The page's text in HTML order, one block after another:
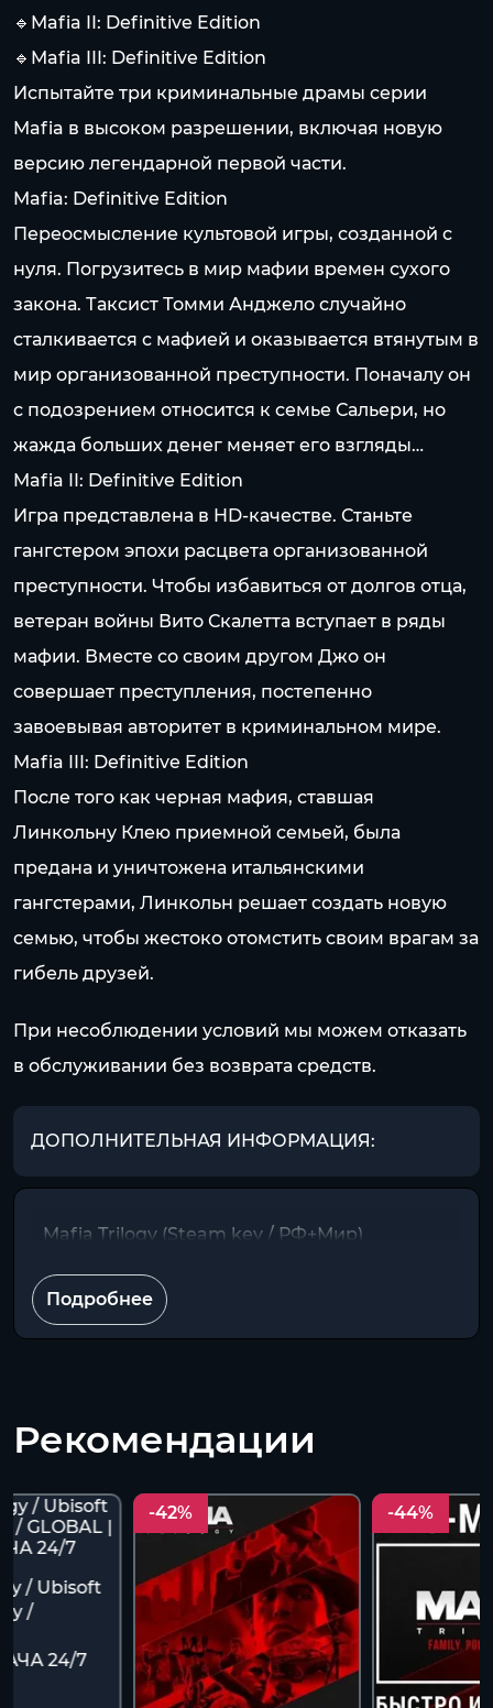
🔹Mafia II: Definitive Edition
🔹Mafia III: Definitive Edition
Испытайте три криминальные драмы серии
Mafia в высоком разрешении, включая новую
версию легендарной первой части.
Mafia: Definitive Edition
Переосмысление культовой игры, созданной с
нуля. Погрузитесь в мир мафии времен сухого
закона. Таксист Томми Анджело случайно
сталкивается с мафией и оказывается втянутым в
мир организованной преступности. Поначалу он
с подозрением относится к семье Сальери, но
жажда больших денег меняет его взгляды…
Mafia II: Definitive Edition
Игра представлена в HD-качестве. Станьте
гангстером эпохи расцвета организованной
преступности. Чтобы избавиться от долгов отца,
ветеран войны Вито Скалетта вступает в ряды
мафии. Вместе со своим другом Джо он
совершает преступления, постепенно
завоевывая авторитет в криминальном мире.
Mafia III: Definitive Edition
После того как черная мафия, ставшая
Линкольну Клею приемной семьей, была
предана и уничтожена итальянскими
гангстерами, Линкольн решает создать новую
семью, чтобы жестоко отомстить своим врагам за
гибель друзей.
При несоблюдении условий мы можем отказать
в обслуживании без возврата средств.
ДОПОЛНИТЕЛЬНАЯ ИНФОРМАЦИЯ:
Mafia Trilogy (Steam key / РФ+Мир)
Подробнее
Рекомендации
/ Ubisoft
/
24/7
-42% -44%